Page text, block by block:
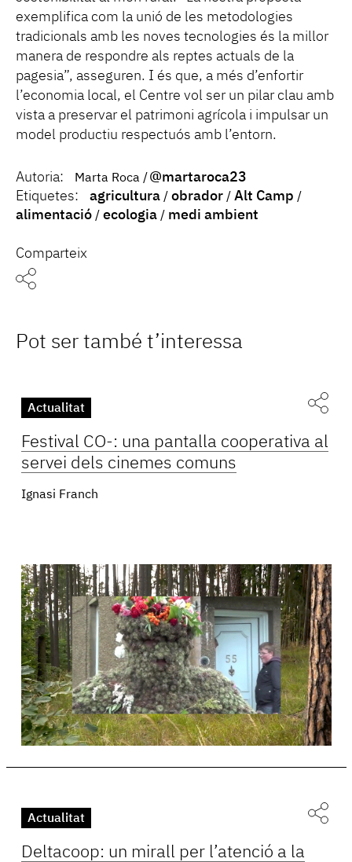
exemplifica com la unió de les metodologies
tradicionals amb les noves tecnologies és la millor
manera de respondre als reptes actuals de la
pagesia”, asseguren. I és que, a més d’enfortir
l’economia local, el Centre vol ser un pilar clau amb
vista a preservar el patrimoni agrícola i impulsar un
model productiu respectuós amb l’entorn.
Autoria: Marta Roca
@martaroca23
Etiquetes:
agricultura obrador
Alt Camp
alimentació
ecologia medi ambient
Comparteix
Pot ser també t’interessa
Actualitat
Festival CO-: una pantalla cooperativa al
servei dels cinemes comuns
Ignasi Franch
Actualitat
Deltacoop: un mirall per l’atenció a la